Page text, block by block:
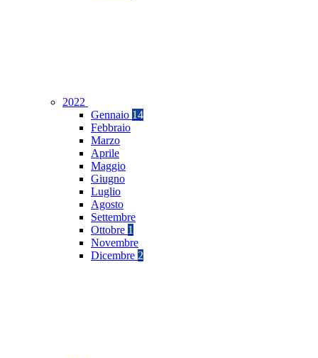
2022
Gennaio 14
Febbraio
Marzo
Aprile
Maggio
Giugno
Luglio
Agosto
Settembre
Ottobre 1
Novembre
Dicembre 2